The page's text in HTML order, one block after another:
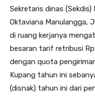
Sekretaris dinas
Oktaviana Manulangga,
di ruang kerjanya
besaran tarif retribusi
dengan quota
Kupang tahun ini
(disnak) tahun ini dari